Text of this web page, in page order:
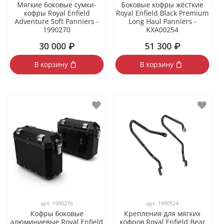
Мягкие боковые сумки-
кофры Royal Enfield
Adventure Soft Panniers -
1990270
30 000 ₽
В корзину
Боковые кофры жёсткие
Royal Enfield Black Premium
Long Haul Panniers -
KXA00254
51 300 ₽
В корзину
арт. 1990276
Кофры боковые
алюминиевые Royal Enfield
арт. 1990524
Крепления для мягких
кофров Royal Enfield Bear